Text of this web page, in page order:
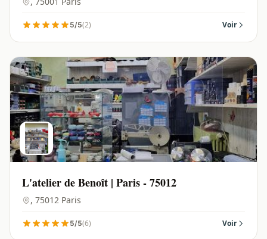
5/5(2) Voir
L'atelier de Benoît | Paris - 75012
, 75012 Paris
5/5(6) Voir